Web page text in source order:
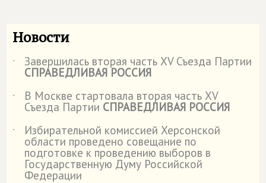
Новости
˙ Завершилась вторая часть XV Съезда Партии
СПРАВЕДЛИВАЯ РОССИЯ
˙
В Москве стартовала вторая часть XV
Съезда Партии СПРАВЕДЛИВАЯ РОССИЯ
˙
Избирательной комиссией Херсонской
области проведено совещание по
подготовке к проведению выборов в
Государственную Думу Российской
Федерации